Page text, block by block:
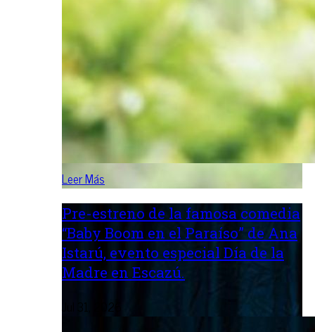
Leer Más
Pre-estreno de la famosa comedia
“Baby Boom en el Paraíso” de Ana
Istarú, evento especial Día de la
Madre en Escazú.
Jul 31, 2026